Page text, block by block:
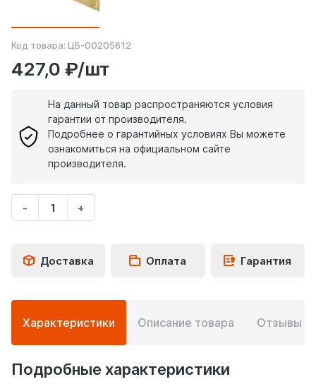
Код товара: ЦБ-00205612
427,0 ₽/шт
На данный товар распространяются условия
гарантии от производителя.
Подробнее о гарантийных условиях Вы можете
ознакомиться на официальном сайте
производителя.
-
Укажите
количество
+
Доставка Оплата Гарантия
Подробная
информация
о
товаре
Характеристики Описание товара Отзывы
Подробные характеристики